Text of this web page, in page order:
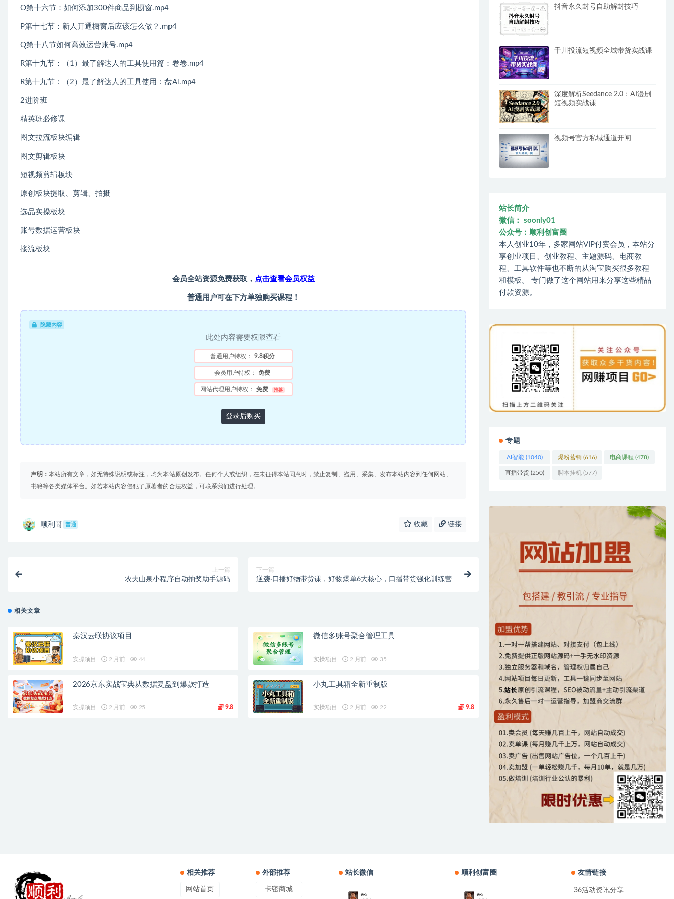
O第十六节：如何添加300件商品到橱窗.mp4
P第十七节：新人开通橱窗后应该怎么做？.mp4
Q第十八节如何高效运营账号.mp4
R第十九节：（1）最了解达人的工具使用篇：卷卷.mp4
R第十九节：（2）最了解达人的工具使用：盘Al.mp4
2进阶班
精英班必修课
图文拉流板块编辑
图文剪辑板块
短视频剪辑板块
原创板块提取、剪辑、拍摄
选品实操板块
账号数据运营板块
接流板块
会员全站资源免费获取， 点击查看会员权益
普通用户可在下方单独购买课程！
隐藏内容
此处内容需要权限查看
普通用户特权： 9.8积分
会员用户特权： 免费
网站代理用户特权： 免费 推荐
登录后购买
声明： 本站所有文章，如无特殊说明或标注，均为本站原创发布。任何个人或组织，在未征得本站同意时，禁止复制、盗用、采集、发布本站内容到任何网站、
书籍等各类媒体平台。如若本站内容侵犯了原著者的合法权益，可联系我们进行处理。
顺利哥 普通 收藏 链接
上一篇
农夫山泉小程序自动抽奖助手源码
下一篇
逆袭·口播好物带货课，好物爆单6大核心，口播带货强化训练营
相关文章
秦汉云联协议项目
实操项目 2 月前 44
微信多账号聚合管理工具
实操项目 2 月前 35
2026京东实战宝典从数据复盘到爆款打造
实操项目 2 月前 25 9.8
小丸工具箱全新重制版
实操项目 2 月前 22 9.8
抖音永久封号自助解封技巧
千川投流短视频全域带货实战课
深度解析Seedance 2.0：AI漫剧
短视频实战课
视频号官方私域通道开闸
站长简介
微信： soonly01
公众号：顺利创富圈
本人创业10年，多家网站VIP付费会员，本站分
享创业项目、创业教程、主题源码、电商教
程、工具软件等也不断的从淘宝购买很多教程
和模板。 专门做了这个网站用来分享这些精品
付款资源。
专题
AI智能 (1040) 爆粉营销(616) 电商课程 (478)
直播带货 (250) 脚本挂机(577)
相关推荐
网站首页
外部推荐
卡密商城
站长微信 顺利创富圈 友情链接
36活动资讯分享